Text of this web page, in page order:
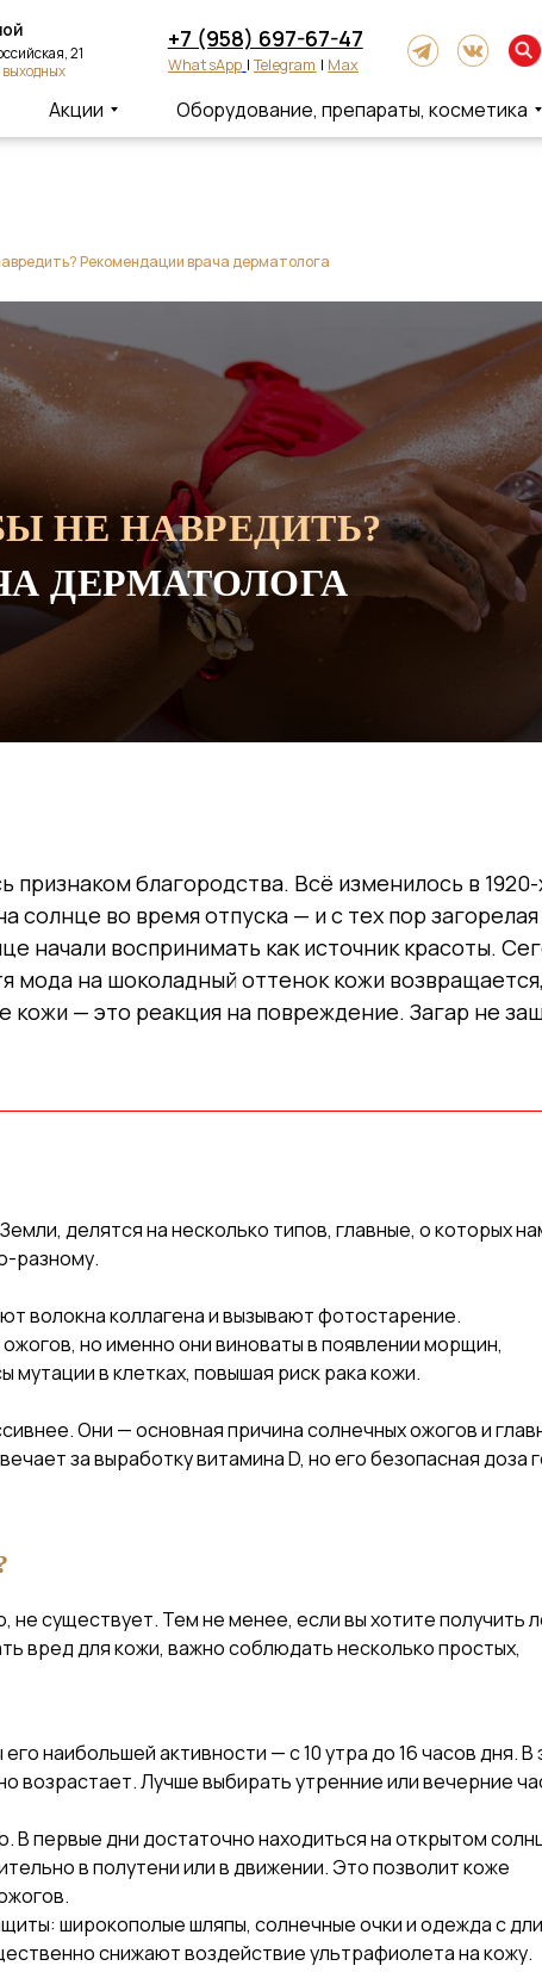
Акции Оборудование, препараты, косметика
WhatsApp |Telegram|Max
+7 (958) 697-67-47
21
Рекомендации врача дерматолога
НЕ НАВРЕДИТЬ?
ДЕРМАТОЛОГА
признаком благородства. Всё изменилось в 1920-
солнце во время отпуска — и с тех пор
начали воспринимать как источник красоты.
мода на шоколадный оттенок кожи возвращается,
— это реакция на повреждение. Загар не
делятся на несколько типов, главные, о которых
разному.
волокна коллагена и вызывают фотостарение.
но именно они виноваты в появлении морщин,
мутации в клетках, повышая риск рака кожи.
Они — основная причина солнечных ожогов и
за выработку витамина D, но его безопасная доза
существует. Тем не менее, если вы хотите получить
вред для кожи, важно соблюдать несколько простых,
наибольшей активности — с 10 утра до 16 часов дня. В
возрастает. Лучше выбирать утренние или вечерние
В первые дни достаточно находиться на открытом
в полутени или в движении. Это позволит коже
широкополые шляпы, солнечные очки и одежда с
снижают воздействие ультрафиолета на кожу.